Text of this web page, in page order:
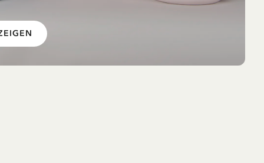
im
Kinderservice Michel aus Lönneberga
MICHEL AUS LÖNNEBERGA